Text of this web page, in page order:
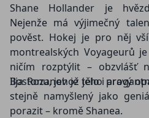
Shane Hollander je
Nejenže má výjimečný
pověst. Hokej je pro něj
montrealských Voyageurů
ničím rozptýlit – obzvlášť
Bostonu, jehož tělo i
Ilja Rozanov je jeho pravý
stejně namyšlený jako
porazit – kromě Shanea.